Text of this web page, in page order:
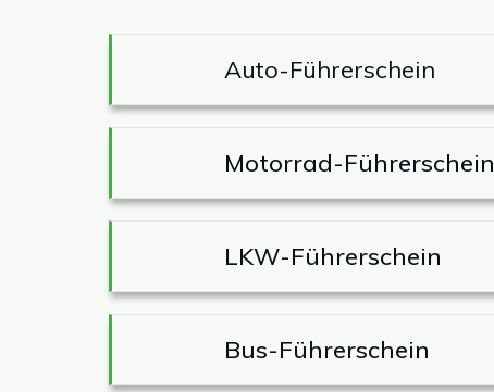
Auto-Führerschein
Motorrad-Führerschein
LKW-Führerschein
Bus-Führerschein